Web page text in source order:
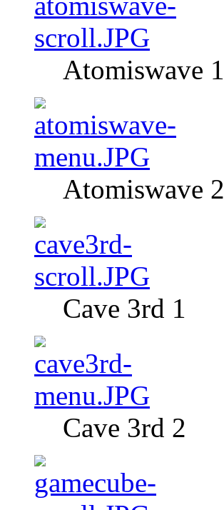
Atomiswave 1
Atomiswave 2
Cave 3rd 1
Cave 3rd 2